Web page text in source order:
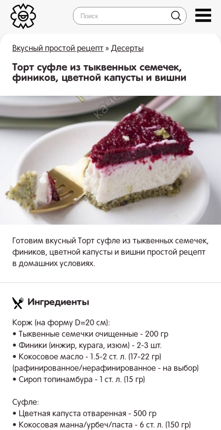
Вкусный простой рецепт » Десерты
Торт суфле из тыквенных семечек,
фиников, цветной капусты и вишни
Готовим вкусный Торт суфле из тыквенных семечек,
фиников, цветной капусты и вишни простой рецепт
в домашних условиях.
Ингредиенты
Корж (на форму D=20 см):
• Тыквенные семечки очищенные - 200 гр
• Финики (инжир, курага, изюм) - 2-3 шт.
• Кокосовое масло - 1.5-2 ст. л. (17-22 гр)
(рафинированное/нерафинированное - на выбор)
• Сироп топинамбура - 1 ст. л. (15 гр)
Суфле:
• Цветная капуста отваренная - 500 гр
• Кокосовая манна/урбеч/паста - 6 ст. л. (150 гр)